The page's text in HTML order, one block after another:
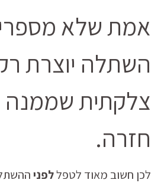
אמת שלא
השתלה יוצרת
צלקתית שממנה
חזרה.
לכן חשוב מאוד לטפללפני